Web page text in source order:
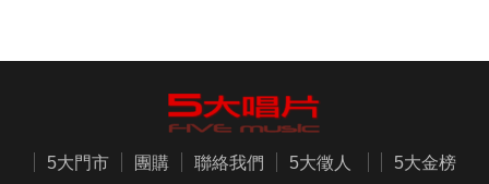
5大門市 團購 聯絡我們 5大徵人 5大金榜